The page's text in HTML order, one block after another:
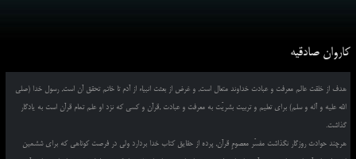
کاروان صادقیه
هدف از خلقت عالم معرفت و عبادت خداوند متعال است, و غرض از بعثت انبیاء از آدم تا خاتم تحقق آن است, رسول خدا (صلی
الله علیه و آله و سلم) برای تعلیم و تربیت بشریّت به معرفت و عبادت ,قرآن و کسی که نزد او علم تمام قرآن است به یادگار
گذاشت.
هرچند حوادث روزگار نگذاشت مفسّر معصومِ قرآن, پرده از حقایق کتاب خدا بردارد ولی در فرصت کوتاهی که برای ششمین